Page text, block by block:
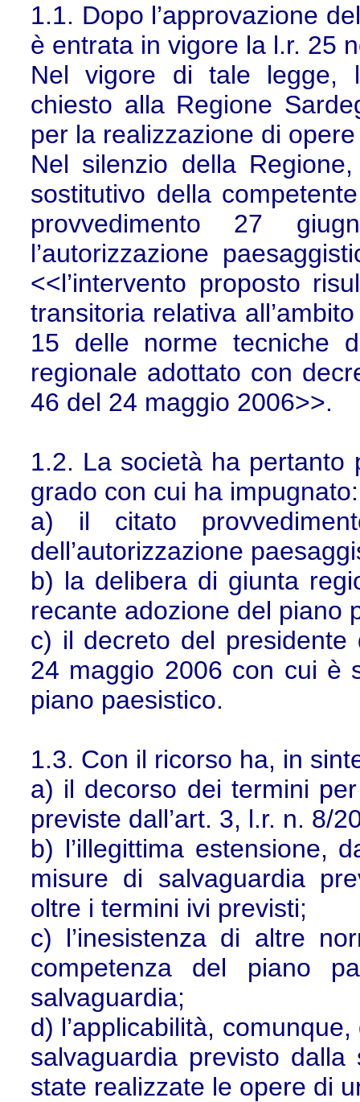
1.1. Dopo l’approvazione
è entrata in vigore la l.r. 25
Nel vigore di tale legge,
chiesto alla Regione
per la realizzazione di
Nel silenzio della
sostitutivo della
provvedimento 27
l’autorizzazione
<<l’intervento proposto
transitoria relativa
15 delle norme tecniche
regionale adottato con
46 del 24 maggio 2006>>.
1.2. La società ha pertanto
grado con cui ha impugnato:
a) il citato
dell’autorizzazione
b) la delibera di giunta
recante adozione del piano
c) il decreto del
24 maggio 2006 con cui è
piano paesistico.
1.3. Con il ricorso ha, in
a) il decorso dei termini
previste dall’art. 3, l.r. n. 8/
b) l’illegittima estensione,
misure di salvaguardia
oltre i termini ivi previsti;
c) l’inesistenza di altre
competenza del piano
salvaguardia;
d) l’applicabilità,
salvaguardia previsto
state realizzate le opere di